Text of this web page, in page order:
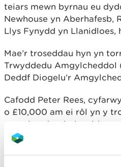
teiars mewn byrnau eu
Newhouse yn Aberhafesb,
Llys Fynydd yn Llanidloes,
Mae’r troseddau hyn yn
Trwyddedu Amgylcheddol
Deddf Diogelu’r
Cafodd Peter Rees,
o £10,000 am ei rôl yn y
euog i gydsynio i
cwmni, i fod yn rhan
ddyletswyddau mewn